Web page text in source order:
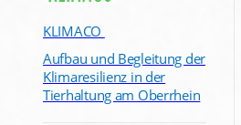
KLIMACO
Aufbau und Begleitung der
Klimaresilienz in der
Tierhaltung am Oberrhein